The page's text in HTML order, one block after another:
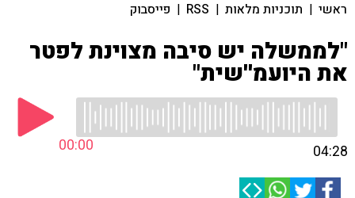
ראשי | תוכניות מלאות |
RSS
| פייסבוק
"לממשלה יש סיבה מצוינת לפטר
את היועמ''שית"
00:00 04:28